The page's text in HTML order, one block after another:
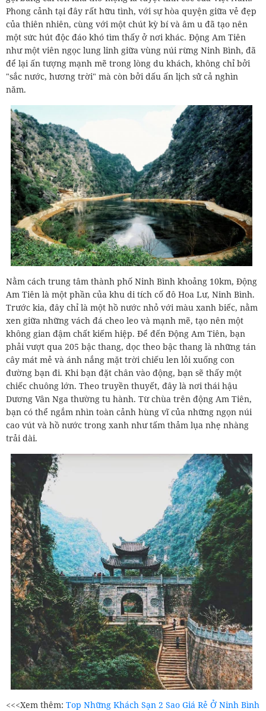
Phong cảnh tại đây rất hữu tình, với sự hòa quyện giữa vẻ đẹp
của thiên nhiên, cùng với một chút kỳ bí và âm u đã tạo nên
một sức hút độc đáo khó tìm thấy ở nơi khác. Động Am Tiên
như một viên ngọc lung linh giữa vùng núi rừng Ninh Bình, đã
để lại ấn tượng mạnh mẽ trong lòng du khách, không chỉ bởi
"sắc nước, hương trời" mà còn bởi dấu ấn lịch sử cả nghìn
năm.
Nằm cách trung tâm thành phố Ninh Bình khoảng 10km, Động
Am Tiên là một phần của khu di tích cố đô Hoa Lư, Ninh Bình.
Trước kia, đây chỉ là một hồ nước nhỏ với màu xanh biếc, nằm
xen giữa những vách đá cheo leo và mạnh mẽ, tạo nên một
không gian đậm chất kiếm hiệp. Để đến Động Am Tiên, bạn
phải vượt qua 205 bậc thang, dọc theo bậc thang là những tán
cây mát mẻ và ánh nắng mặt trời chiếu len lỏi xuống con
đường bạn đi. Khi bạn đặt chân vào động, bạn sẽ thấy một
chiếc chuông lớn. Theo truyền thuyết, đây là nơi thái hậu
Dương Vân Nga thường tu hành. Từ chùa trên động Am Tiên,
bạn có thể ngắm nhìn toàn cảnh hùng vĩ của những ngọn núi
cao vút và hồ nước trong xanh như tấm thảm lụa nhẹ nhàng
trải dài.
<<<Xem thêm: Top Những Khách Sạn 2 Sao Giá Rẻ Ở Ninh Bình